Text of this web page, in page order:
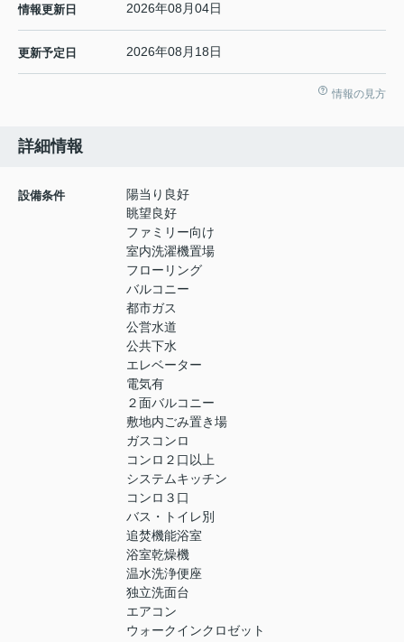
情報更新日 2026年08月04日
更新予定日 2026年08月18日
情報の見方
詳細情報
設備条件
陽当り良好
眺望良好
ファミリー向け
室内洗濯機置場
フローリング
バルコニー
都市ガス
公営水道
公共下水
エレベーター
電気有
２面バルコニー
敷地内ごみ置き場
ガスコンロ
コンロ２口以上
システムキッチン
コンロ３口
バス・トイレ別
追焚機能浴室
浴室乾燥機
温水洗浄便座
独立洗面台
エアコン
ウォークインクロゼット